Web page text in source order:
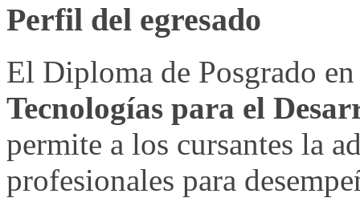
Perfil del egresado
El Diploma de Posgrado
Tecnologías para el
permite a los cursantes la
profesionales para